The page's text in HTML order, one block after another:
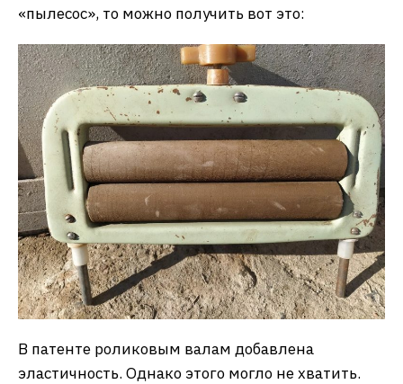
«пылесос», то можно получить вот это:
В патенте роликовым валам добавлена
эластичность. Однако этого могло не хватить.